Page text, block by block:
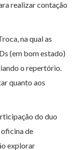
realizar contação
na qual as
(em bom estado)
o repertório.
quanto aos
do duo
oficina de
explorar